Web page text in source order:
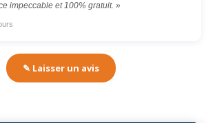
impeccable et 100% gratuit. »
✎ Laisser un avis